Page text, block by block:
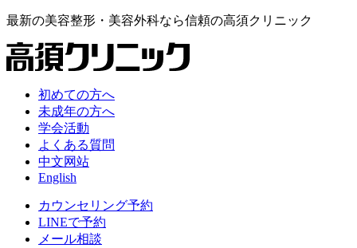
最新の美容整形・美容外科なら信頼の高須クリニック
初めての方へ
未成年の方へ
学会活動
よくある質問
中文网站
English
カウンセリング予約
LINEで予約
メール相談